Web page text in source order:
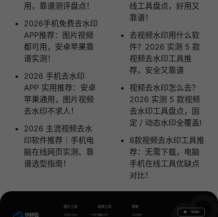
用，靠谱测评盘点！
2026手机免费去水印
APP推荐：图片视频
都可用，安卓苹果靠
谱实测！
2026 手机去水印
APP 实用推荐：安卓
苹果通用，图片视频
去水印不求人！
2026 主流视频去水
印软件推荐｜手机电
脑在线网页实测、靠
谱选型指南！
线工具盘点，好用又
靠谱！
去视频水印用什么软
件？2026 实测 5 款
视频去水印工具推
荐，安全又靠谱
视频去水印怎么去？
2026 实测 5 款视频
去水印工具盘点，固
定 / 动态水印全覆盖!
8款视频去水印工具推
荐：无需下载，电脑
手机在线工具优缺点
对比！
图片工具
在线图片去水印 GIF图片生成
视频工具
视频去水印
帮助
水印云教程
下载电脑版